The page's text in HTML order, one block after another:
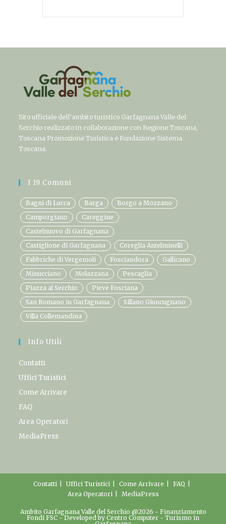
Sito ufficiale dell’ambito turistico Garfagnana Valle del
Serchio realizzato in collaborazione con Regione Toscana,
Toscana Promozione Turistica e Fondazione Sistema
Toscana.
I 19 Comuni
Bagni di Lucca Barga
Borgo a Mozzano
Camporgiano
Careggine
Castelnuovo di Garfagnana
Castiglione di Garfagnana
Coreglia Antelminelli
Fabbriche di Vergemoli
Fosciandora
Gallicano
Minucciano
Molazzana
Pescaglia
Piazza al Serchio
Pieve Fosciana
San Romano in Garfagnana
Sillano Giuncugnano
Villa Collemandina
Info Utili
Contatti
Uffici Turistici
Come Arrivare
FAQ
Area Operatori
MediaPress
Contatti Uffici Turistici Come Arrivare
FAQ
Area Operatori
MediaPress
Ambito Garfagnana Valle del Serchio @2026 - Finanziamento
Fondi FSC - Developed by Centro Computer - Turismo in